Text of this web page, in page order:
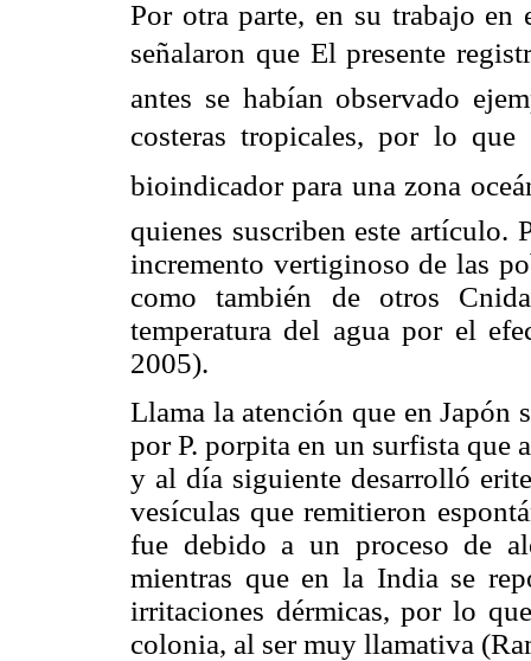
Por otra parte, en su trabajo
señalaron que El presente
antes se habían observado
costeras tropicales, por lo
bioindicador para una zona
quienes suscriben este artículo.
incremento vertiginoso de las
como también de otros
temperatura del agua por el
2005).
Llama la atención que en Japón
por P. porpita en un surfista que
y al día siguiente desarrolló
vesículas que remitieron
fue debido a un proceso de
mientras que en la India se
irritaciones dérmicas, por lo
colonia, al ser muy llamativa